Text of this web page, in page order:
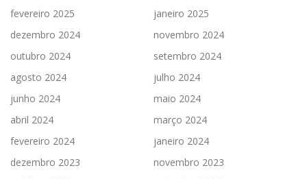
fevereiro 2025
janeiro 2025
dezembro 2024
novembro 2024
outubro 2024
setembro 2024
agosto 2024
julho 2024
junho 2024
maio 2024
abril 2024
março 2024
fevereiro 2024
janeiro 2024
dezembro 2023
novembro 2023